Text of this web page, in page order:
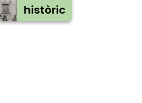
històric
a